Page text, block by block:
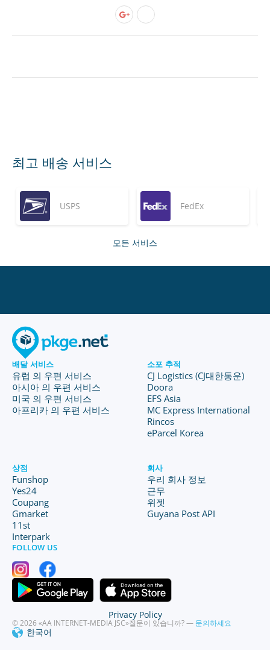
최고 배송 서비스
USPS FedEx
모든 서비스
배달 서비스
유럽 의 우편 서비스
아시아 의 우편 서비스
미국 의 우편 서비스
아프리카 의 우편 서비스
소포 추적
CJ Logistics (CJ대한통운)
Doora
EFS Asia
MC Express International
Rincos
eParcel Korea
상점
Funshop
Yes24
Coupang
Gmarket
11st
Interpark
회사
우리 회사 정보
근무
위젯
Guyana Post API
FOLLOW US
© 2026 «AA INTERNET-MEDIA JSC»질문이 있습니까? — 문의하세요
한국어
Privacy Policy